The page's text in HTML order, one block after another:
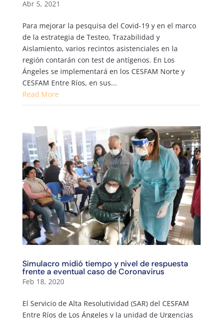
Abr 5, 2021
Para mejorar la pesquisa del Covid-19 y en el marco
de la estrategia de Testeo, Trazabilidad y
Aislamiento, varios recintos asistenciales en la
región contarán con test de antígenos. En Los
Ángeles se implementará en los CESFAM Norte y
CESFAM Entre Ríos, en sus...
Read More
Simulacro midió tiempo y nivel de respuesta
frente a eventual caso de Coronavirus
Feb 18, 2020
El Servicio de Alta Resolutividad (SAR) del CESFAM
Entre Ríos de Los Ángeles y la unidad de Urgencias